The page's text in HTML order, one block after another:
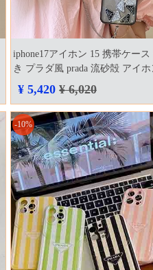
iphone17アイホン 15 携帯ケー
き プラダ風 prada 流砂殻 アイホ
透明 プラダ風 アイホン 14 プロ
ンド 女性愛用 アイフォーン 12
おすすめ
¥ 5,420 ¥ 6,020
-10%